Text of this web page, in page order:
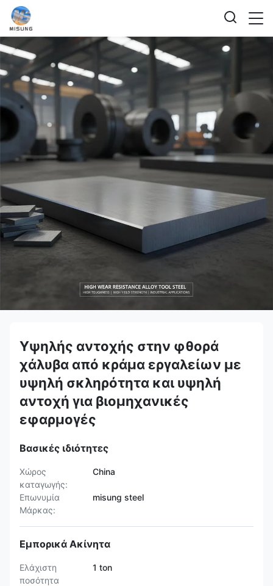
Υψηλής αντοχής στην φθορά
χάλυβα από κράμα εργαλείων με
υψηλή σκληρότητα και υψηλή
αντοχή για βιομηχανικές
εφαρμογές
Βασικές ιδιότητες
Χώρος
καταγωγής:
China
Επωνυμία
Μάρκας:
misung steel
Εμπορικά Ακίνητα
Ελάχιστη
ποσότητα
1 ton